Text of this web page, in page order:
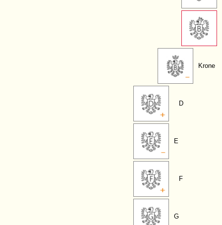
Krone
D
E
F
G